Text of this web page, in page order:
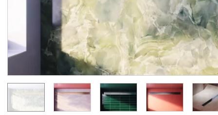
Під замовлення
51 223.00
Колекція:
Під замовлення
51 223.00
грн/шт